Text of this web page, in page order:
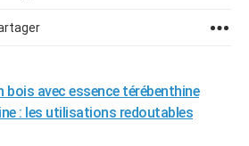
bois avec essence térébenthine
: les utilisations redoutables